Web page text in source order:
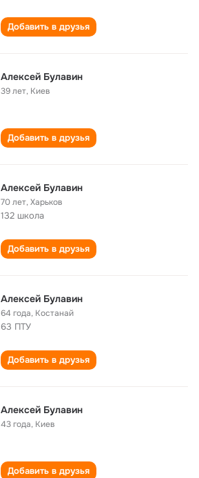
Добавить в друзья
Алексей Булавин
39 лет, Киев
Добавить в друзья
Алексей Булавин
70 лет,Харьков
132 школа
Добавить в друзья
Алексей Булавин
64 года, Костанай
63 ПТУ
Добавить в друзья
Алексей Булавин
43 года, Киев
Добавить в друзья